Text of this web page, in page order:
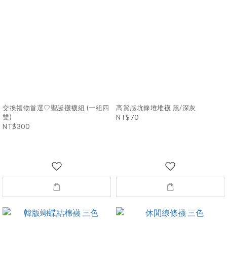
交換禮物首選♡聖誕襪襪組 (一組四
雙)
NT$300
高質感坑條堆堆襪 黑/深灰
NT$70